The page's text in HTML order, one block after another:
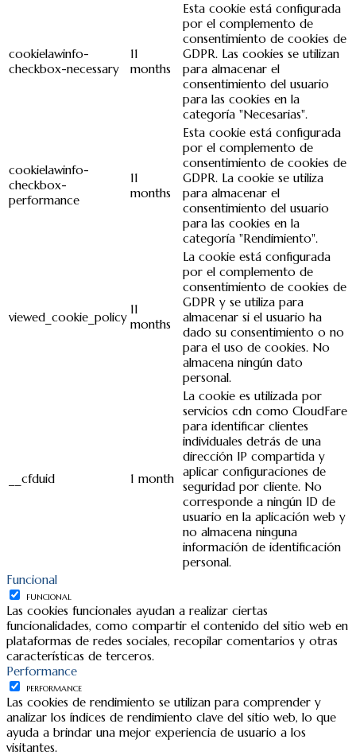
cookielawinfo-
checkbox-necessary
11
months
Esta cookie está configurada
por el complemento de
consentimiento de cookies de
GDPR. Las cookies se utilizan
para almacenar el
consentimiento del usuario
para las cookies en la
categoría "Necesarias".
cookielawinfo-
checkbox-
performance
11
months
Esta cookie está configurada
por el complemento de
consentimiento de cookies de
GDPR. La cookie se utiliza
para almacenar el
consentimiento del usuario
para las cookies en la
categoría "Rendimiento".
viewed_cookie_policy
11
months
La cookie está configurada
por el complemento de
consentimiento de cookies de
GDPR y se utiliza para
almacenar si el usuario ha
dado su consentimiento o no
para el uso de cookies. No
almacena ningún dato
personal.
__cfduid 1 month
La cookie es utilizada por
servicios cdn como CloudFare
para identificar clientes
individuales detrás de una
dirección IP compartida y
aplicar configuraciones de
seguridad por cliente. No
corresponde a ningún ID de
usuario en la aplicación web y
no almacena ninguna
información de identificación
personal.
Funcional
FUNCIONAL
Las cookies funcionales ayudan a realizar ciertas
funcionalidades, como compartir el contenido del sitio web en
plataformas de redes sociales, recopilar comentarios y otras
características de terceros.
Performance
PERFORMANCE
Las cookies de rendimiento se utilizan para comprender y
analizar los índices de rendimiento clave del sitio web, lo que
ayuda a brindar una mejor experiencia de usuario a los
visitantes.